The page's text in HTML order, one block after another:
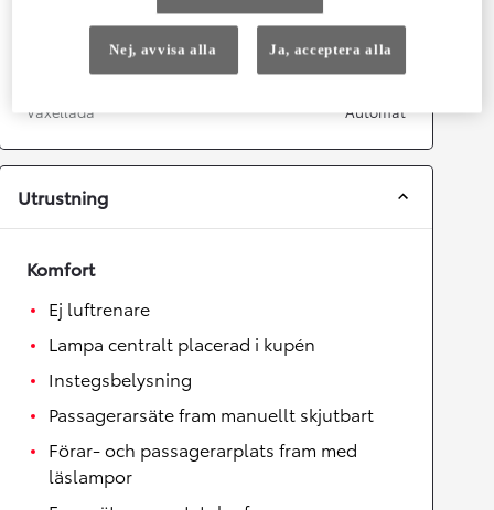
Växellåda
Automat
Utrustning
Komfort
Ej luftrenare
Lampa centralt placerad i kupén
Instegsbelysning
Passagerarsäte fram manuellt skjutbart
Förar- och passagerarplats fram med
läslampor
Nej, avvisa alla Ja, acceptera alla